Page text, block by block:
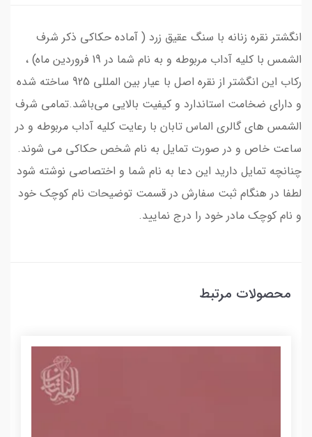
انگشتر نقره زنانه با سنگ عقیق زرد ( آماده حکاکی ذکر شرف
الشمس با کلیه آداب مربوطه و به نام شما در 19 فروردین ماه) ،
رکاب این انگشتر از نقره اصل با عیار بین المللی 925 ساخته شده
و دارای ضخامت استاندارد و کیفیت بالایی می‌باشد.تمامی شرف
الشمس های گالری الماس تابان با رعایت کلیه آداب مربوطه و در
ساعت خاص و در صورت تمایل به نام شخص حکاکی می شوند.
چنانچه تمایل دارید این دعا به نام شما و اختصاصی نوشته شود
لطفا در هنگام ثبت سفارش در قسمت توضیحات نام کوچک خود
و نام کوچک مادر خود را درج نمایید.
محصولات مرتبط